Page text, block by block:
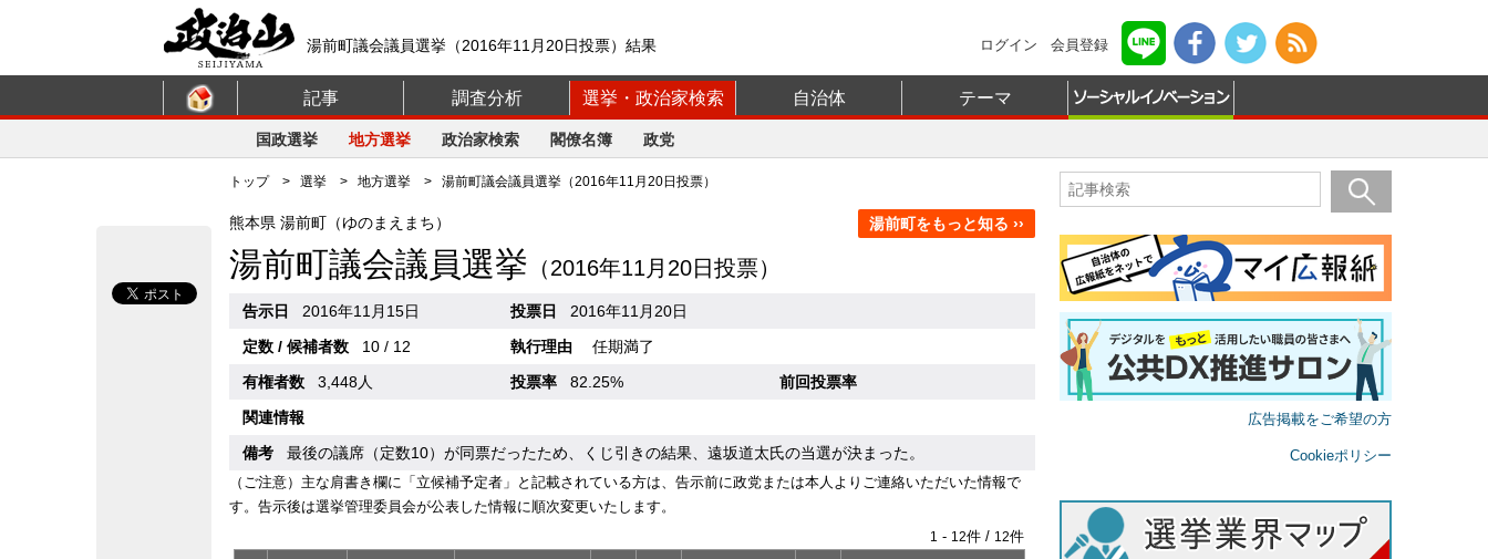
湯前町議会議員選挙（2016年11月20日投票）結果 ログイン 会員登録
記事 調査分析 選挙・政治家検索 自治体 テーマ
国政選挙 地方選挙 政治家検索 閣僚名簿 政党
トップ> 選挙 > 地方選挙 > 湯前町議会議員選挙（2016年11月20日投票）
湯前町をもっと知る ››
熊本県 湯前町（ゆのまえまち）
湯前町議会議員選挙 （2016年11月20日投票）
告示日 2016年11月15日 投票日
2016年11月20日
定数 / 候補者数
10 / 12 執行理由
任期満了
有権者数
3,448人 投票率 82.25%
前回投票率
関連情報
備考
最後の議席（定数10）が同票だったため、くじ引きの結果、遠坂道太氏の当選が決まった。
（ご注意）主な肩書き欄に「立候補予定者」と記載されている方は、告示前に政党または本人よりご連絡いただいた情報で
す。告示後は選挙管理委員会が公表した情報に順次変更いたします。
1 - 12件 / 12件
広告掲載をご希望の方
Cookieポリシー